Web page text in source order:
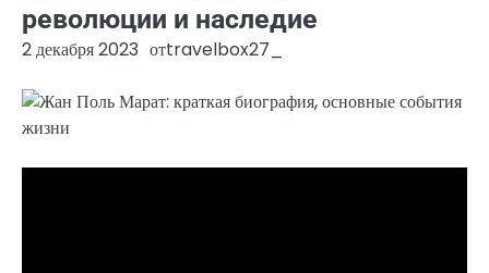
революции и наследие
2 декабря 2023 отtravelbox27_